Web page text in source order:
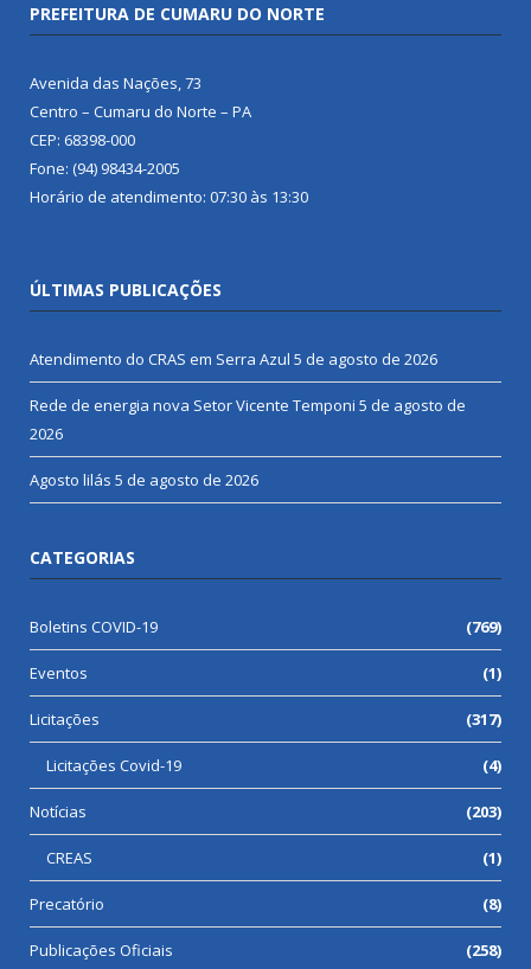
PREFEITURA DE CUMARU DO NORTE
Avenida das Nações, 73
Centro – Cumaru do Norte – PA
CEP: 68398-000
Fone: (94) 98434-2005
Horário de atendimento: 07:30 às 13:30
ÚLTIMAS PUBLICAÇÕES
Atendimento do CRAS em Serra Azul 5 de agosto de 2026
Rede de energia nova Setor Vicente Temponi 5 de agosto de
2026
Agosto lilás 5 de agosto de 2026
CATEGORIAS
Boletins COVID-19 (769)
Eventos (1)
Licitações (317)
Licitações Covid-19 (4)
Notícias (203)
CREAS (1)
Precatório (8)
Publicações Oficiais (258)